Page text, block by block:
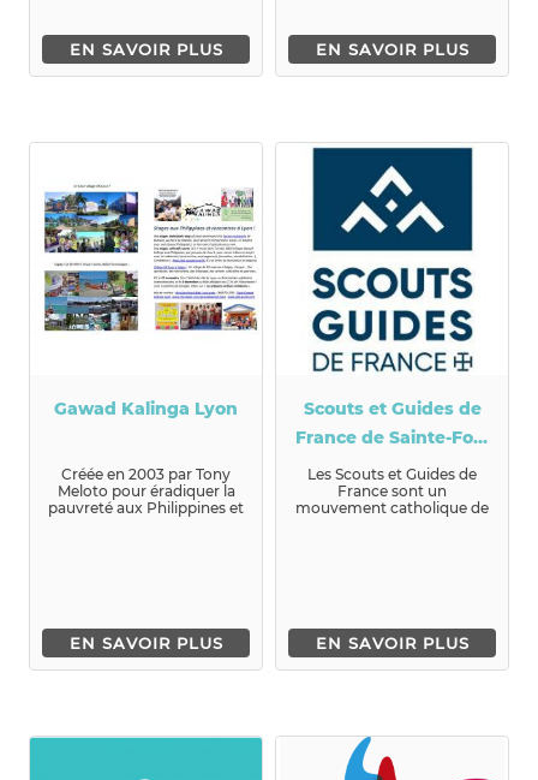
EN SAVOIR PLUS EN SAVOIR PLUS
Gawad Kalinga Lyon
Créée en 2003 par Tony
Meloto pour éradiquer la
pauvreté aux Philippines et
EN SAVOIR PLUS
Scouts et Guides de
France de Sainte-Foy-
lès-Lyon
Les Scouts et Guides de
France sont un
mouvement catholique de
EN SAVOIR PLUS